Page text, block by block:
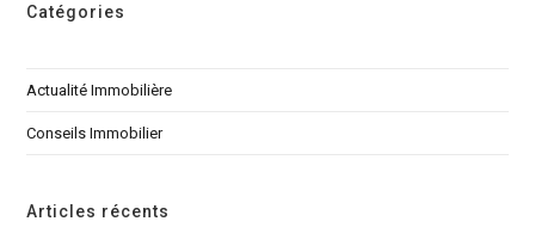
Catégories
Actualité Immobilière
Conseils Immobilier
Articles récents